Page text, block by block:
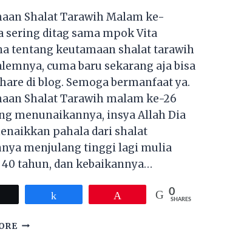
Shalat Tarawih Malam ke-
sering ditag sama mpok Vita
tentang keutamaan shalat tarawih
cuma baru sekarang aja bisa
di blog. Semoga bermanfaat ya.
Shalat Tarawih‬ malam ke-26
menunaikannya, insya Allah Dia
pahala dari shalat
menjulang tinggi lagi mulia
40 tahun, dan kebaikannya…
0
SHARES
KEUTAMAAN